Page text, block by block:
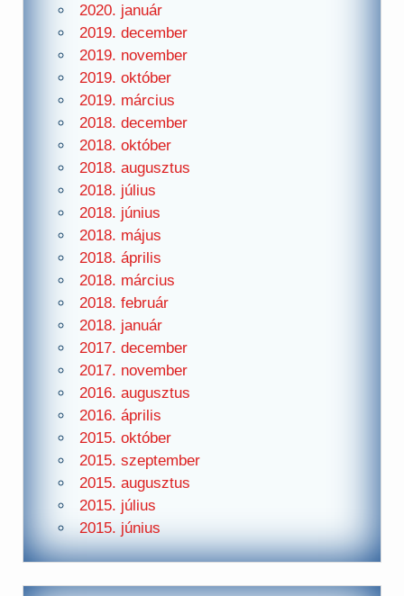
2020. január
2019. december
2019. november
2019. október
2019. március
2018. december
2018. október
2018. augusztus
2018. július
2018. június
2018. május
2018. április
2018. március
2018. február
2018. január
2017. december
2017. november
2016. augusztus
2016. április
2015. október
2015. szeptember
2015. augusztus
2015. július
2015. június